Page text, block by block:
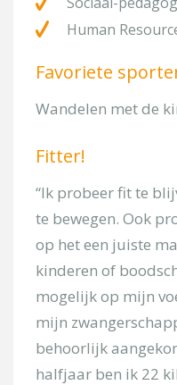
Omschrijf kort uw
[/group]
[group groep-fitness]
Onderwerp
Human
Favoriete
Wandelen met de
Fitter!
“Ik probeer fit te
te bewegen. Ook
op het een juiste
kinderen of
mogelijk op mijn
mijn
behoorlijk
halfjaar ben ik 22